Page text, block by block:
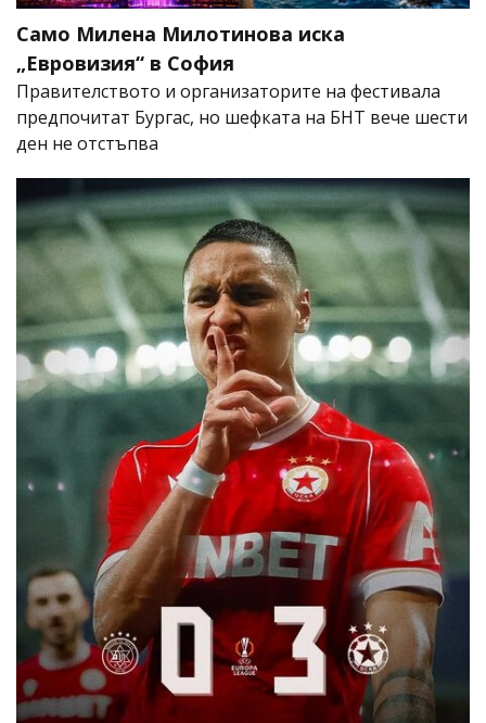
Само Милена Милотинова иска
„Евровизия“ в София
Правителството и организаторите на фестивала
предпочитат Бургас, но шефката на БНТ вече шести
ден не отстъпва